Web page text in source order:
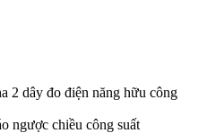
2 dây đo điện năng hữu công
ngược chiều công suất